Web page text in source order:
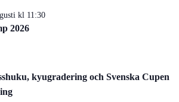
kl 11:30
2026
kyugradering och Svenska Cupen